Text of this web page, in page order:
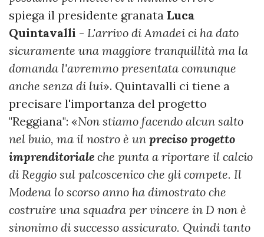
spiega il presidente granata Luca
Quintavalli - L'arrivo di Amadei ci ha dato
sicuramente una maggiore tranquillità ma la
domanda l'avremmo presentata comunque
anche senza di lui». Quintavalli ci tiene a
precisare l'importanza del progetto
"Reggiana": «Non stiamo facendo alcun salto
nel buio, ma il nostro è un preciso progetto
imprenditoriale che punta a riportare il calcio
di Reggio sul palcoscenico che gli compete. Il
Modena lo scorso anno ha dimostrato che
costruire una squadra per vincere in D non è
sinonimo di successo assicurato. Quindi tanto